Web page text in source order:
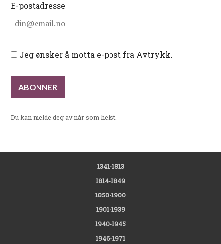
E-postadresse
Jeg ønsker å motta e-post fra Avtrykk.
Du kan melde deg av når som helst.
1341-1813
1814-1849
1850-1900
1901-1939
1940-1945
1946-1971